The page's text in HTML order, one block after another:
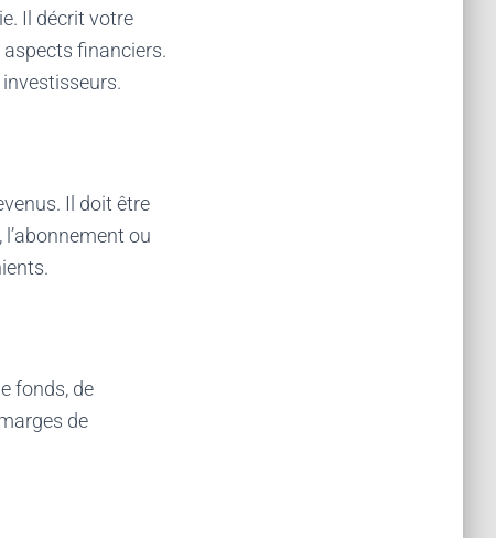
Il décrit votre
financiers.
Il doit être
ou
fonds, de
de